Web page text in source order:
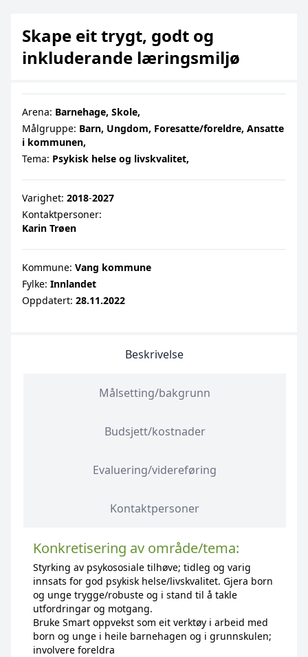
Skape eit trygt, godt og
inkluderande læringsmiljø
Arena: Barnehage, Skole,
Målgruppe: Barn, Ungdom, Foresatte/foreldre, Ansatte
i kommunen,
Tema: Psykisk helse og livskvalitet,
Varighet: 2018‐2027
Kontaktpersoner:
Karin Trøen
Kommune: Vang kommune
Fylke: Innlandet
Oppdatert: 28.11.2022
Beskrivelse
Målsetting/bakgrunn
Budsjett/kostnader
Evaluering/videreføring
Kontaktpersoner
Konkretisering av område/tema:
Styrking av psykososiale tilhøve; tidleg og varig
innsats for god psykisk helse/livskvalitet. Gjera born
og unge trygge/robuste og i stand til å takle
utfordringar og motgang.
Bruke Smart oppvekst som eit verktøy i arbeid med
born og unge i heile barnehagen og i grunnskulen;
involvere foreldra